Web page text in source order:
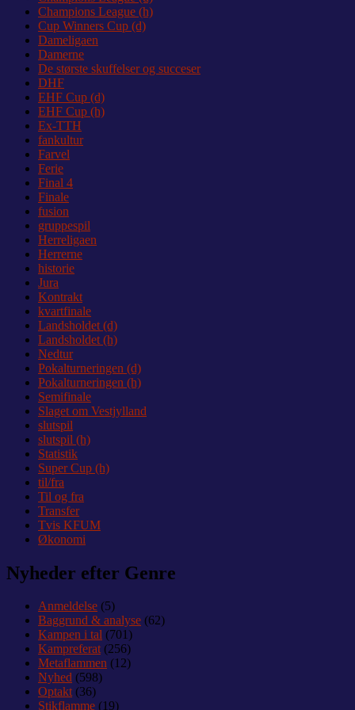
Champions League (h)
Cup Winners Cup (d)
Dameligaen
Damerne
De største skuffelser og succeser
DHF
EHF Cup (d)
EHF Cup (h)
Ex-TTH
fankultur
Farvel
Ferie
Final 4
Finale
fusion
gruppespil
Herreligaen
Herrerne
historie
Jura
Kontrakt
kvartfinale
Landsholdet (d)
Landsholdet (h)
Nedtur
Pokalturneringen (d)
Pokalturneringen (h)
Semifinale
Slaget om Vestjylland
slutspil
slutspil (h)
Statistik
Super Cup (h)
til/fra
Til og fra
Transfer
Tvis KFUM
Økonomi
Nyheder efter Genre
Anmeldelse (5)
Baggrund & analyse (62)
Kampen i tal (701)
Kampreferat(256)
Metaflammen (12)
Nyhed (598)
Optakt(36)
Stikflamme (19)